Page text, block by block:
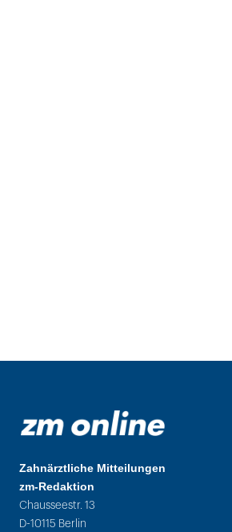
Zahnärztliche Mitteilungen
zm-Redaktion
Chausseestr. 13
D-10115 Berlin